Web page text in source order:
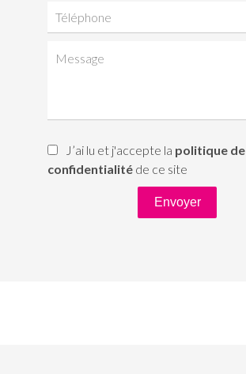
J’ai lu et j'accepte la politique de
confidentialité de ce site
Envoyer